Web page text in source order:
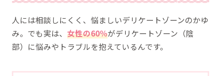
人には相談しにくく、悩ましいデリケートゾーンのかゆ
み。でも実は、 女性の60％がデリケートゾーン（陰
部）に悩みやトラブルを抱えているんです。